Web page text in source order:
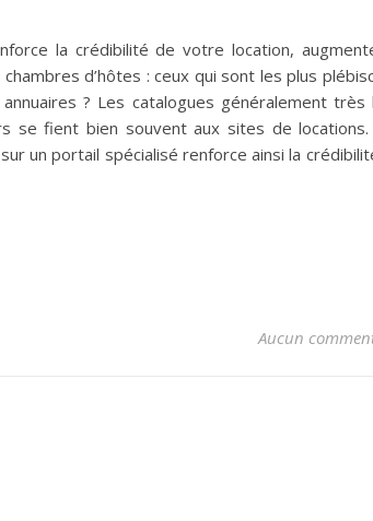
la crédibilité de votre location,
d’hôtes : ceux qui sont les plus
? Les catalogues généralement très
se fient bien souvent aux sites de locations.
un portail spécialisé renforce ainsi la
Aucun